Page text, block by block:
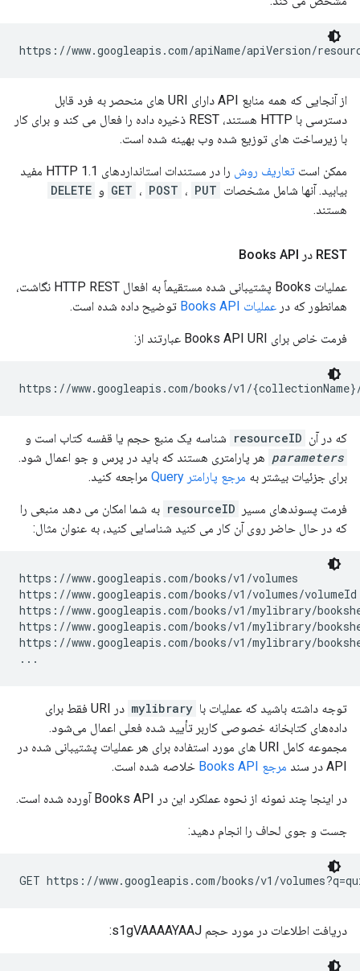
https://www.googleapis.com/apiName/apiVersion/
از آنجایی که همه منابع API دارای URI های منحصر به فرد قابل
دسترسی با HTTP هستند، REST ذخیره داده را فعال می کند و برای کار
با زیرساخت های توزیع شده وب بهینه شده است.
ممکن است تعاریف روش
را در مستندات استانداردهای HTTP 1.1 مفید
بیابید. آنها شامل مشخصات
GET ، POST ، PUT و DELETE
هستند.
REST در Books API
عملیات Books پشتیبانی شده مستقیماً به افعال HTTP REST نگاشت،
همانطور که در عملیات Books API توضیح داده شده است.
فرمت خاص برای Books API URI عبارتند از:
https://www.googleapis.com/books/v1/
که در آن resourceID شناسه یک منبع حجم یا قفسه کتاب است و
parameters هر پارامتری هستند که باید در پرس و جو اعمال شود.
برای جزئیات بیشتر به مرجع پارامتر Query مراجعه کنید.
فرمت پسوندهای مسیر resourceID به شما امکان می دهد منبعی را
که در حال حاضر روی آن کار می کنید شناسایی کنید، به عنوان مثال:
https://www.googleapis.com/books/v1/volumes
https://www.googleapis.com/books/v1/volumes/volumeId
https://www.googleapis.com/books/v1/mylibrary/
https://www.googleapis.com/books/v1/mylibrary/
https://www.googleapis.com/books/v1/mylibrary/
...
توجه داشته باشید که عملیات با mylibrary
در URI فقط برای
داده‌های کتابخانه خصوصی کاربر تأیید شده فعلی اعمال می‌شود.
مجموعه کامل URI های مورد استفاده برای هر عملیات پشتیبانی شده در
API در سند
مرجع Books API خلاصه شده است.
در اینجا چند نمونه از نحوه عملکرد این در Books API آورده شده است.
جست و جوی لحاف را انجام دهید:
دریافت اطلاعات در مورد حجم s1gVAAAAYAAJ: